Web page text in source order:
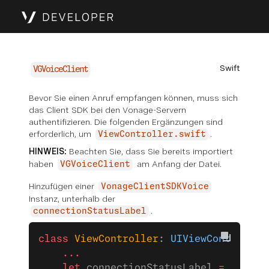
Swift
VGVoiceClient
Bevor Sie einen Anruf empfangen können, muss sich
das Client SDK bei den Vonage-Servern
authentifizieren. Die folgenden Ergänzungen sind
erforderlich, um
ViewController.swift
.
HINWEIS: Beachten Sie, dass Sie bereits importiert
haben
VGVoiceClient am Anfang der Datei.
Hinzufügen einer VonageClientSDKVoice
Instanz, unterhalb der
connectionStatusLabel .
class ViewController :
    ...